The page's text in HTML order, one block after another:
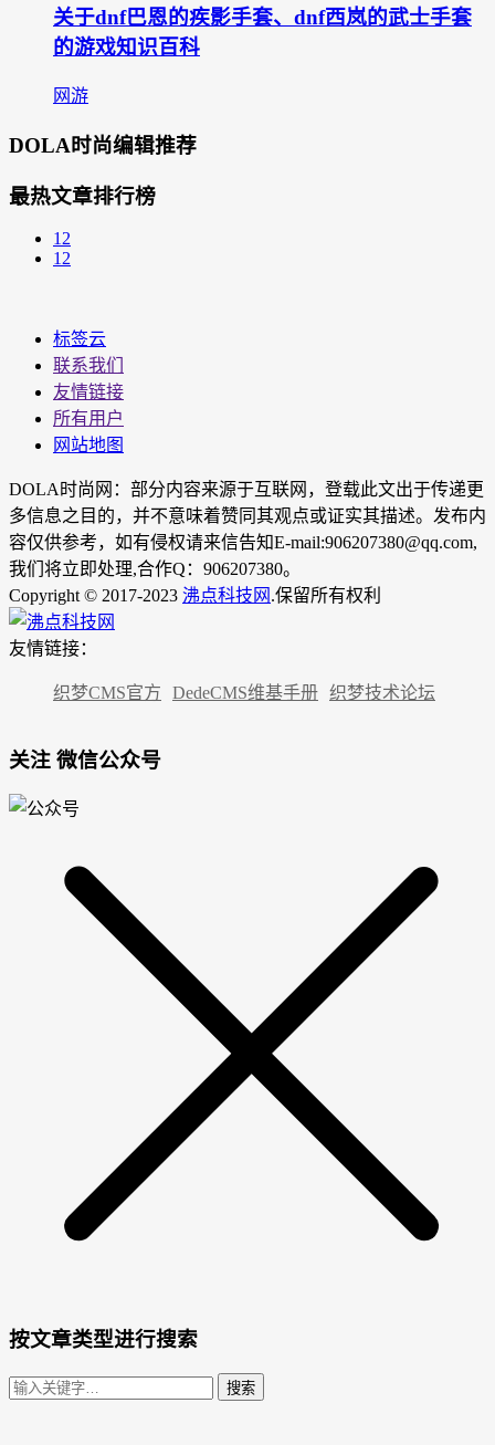
关于dnf巴恩的疾影手套、dnf西岚的武士手套
的游戏知识百科
网游
DOLA时尚编辑推荐
最热文章排行榜
12
12
标签云
联系我们
友情链接
所有用户
网站地图
DOLA时尚网：部分内容来源于互联网，登载此文出于传递更
多信息之目的，并不意味着赞同其观点或证实其描述。发布内
容仅供参考，如有侵权请来信告知E-mail:906207380@qq.com,
我们将立即处理,合作Q：906207380。
Copyright © 2017-2023 沸点科技网 .保留所有权利
友情链接：
织梦CMS官方 DedeCMS维基手册 织梦技术论坛
关注 微信公众号
按文章类型进行搜索